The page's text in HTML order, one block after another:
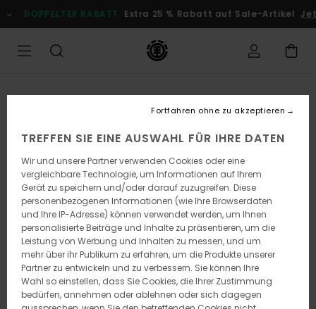
zur
Produktinformation
DOPPELTER RABATT Extra 25 % Rabatt auf Sale-Artikel Jetzt
TREFFEN SIE EINE AUSWAHL FÜR IHRE DATEN
Wir und unsere Partner verwenden Cookies oder eine
vergleichbare Technologie, um Informationen auf Ihrem
Gerät zu speichern und/oder darauf zuzugreifen. Diese
personenbezogenen Informationen (wie Ihre Browserdaten
und Ihre IP-Adresse) können verwendet werden, um Ihnen
personalisierte Beiträge und Inhalte zu präsentieren, um die
Leistung von Werbung und Inhalten zu messen, und um
mehr über ihr Publikum zu erfahren, um die Produkte unserer
Partner zu entwickeln und zu verbessern. Sie können Ihre
Wahl so einstellen, dass Sie Cookies, die Ihrer Zustimmung
bedürfen, annehmen oder ablehnen oder sich dagegen
Fortfahren ohne zu akzeptieren